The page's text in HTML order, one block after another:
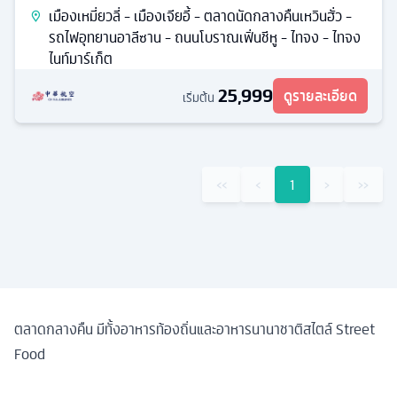
เมืองเหมี่ยวลี่ - เมืองเจียอี้ - ตลาดนัดกลางคืนเหวินฮั่ว -
รถไฟอุทยานอาลีซาน - ถนนโบราณเฟิ่นชีหู - ไทจง - ไทจง
ไนท์มาร์เก็ต
เริ่มต้น 25,999 ดูรายละเอียด
‹‹ ‹ 1 › ››
ตลาดกลางคืน มีทั้งอาหารท้องถิ่นและอาหารนานาชาติสไตล์ Street
Food